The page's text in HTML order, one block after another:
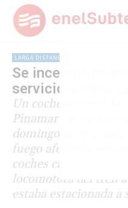
LARGA DISTANCIA
Se incendió un
servicio a Pinamar
Un cochemotor del
Pinamar sufrió un
domingo en la
fuego afectó la
coches cabecera y
locomotora del tren
estaba estacionada a